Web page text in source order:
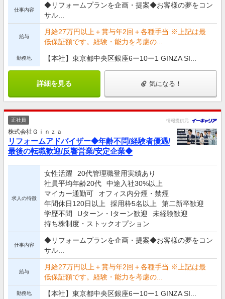
仕事内容
◆リフォームプランを企画・提案◆お客様の夢をコン
サル...
給与
月給27万円以上＋賞与年2回＋各種手当 ※上記は最
低保証額です。経験・能力を考慮の...
勤務地 【本社】東京都中央区銀座6ー10ー1 GINZA SI...
詳細を見る 気になる！
正社員 情報提供元
株式会社Ｇｉｎｚａ
リフォームアドバイザー◆年齢不問/経験者優遇/
最後の転職歓迎/反響営業/安定企業◆
求人の特徴
女性活躍
20代管理職登用実績あり
社員平均年齢20代
中途入社30%以上
マイカー通勤可
オフィス内分煙・禁煙
年間休日120日以上
採用枠5名以上
第二新卒歓迎
学歴不問
Uターン・Iターン歓迎
未経験歓迎
持ち株制度・ストックオプション
仕事内容
◆リフォームプランを企画・提案◆お客様の夢をコン
サル...
給与
月給27万円以上＋賞与年2回＋各種手当 ※上記は最
低保証額です。経験・能力を考慮の...
勤務地 【本社】東京都中央区銀座6ー10ー1 GINZA SI...